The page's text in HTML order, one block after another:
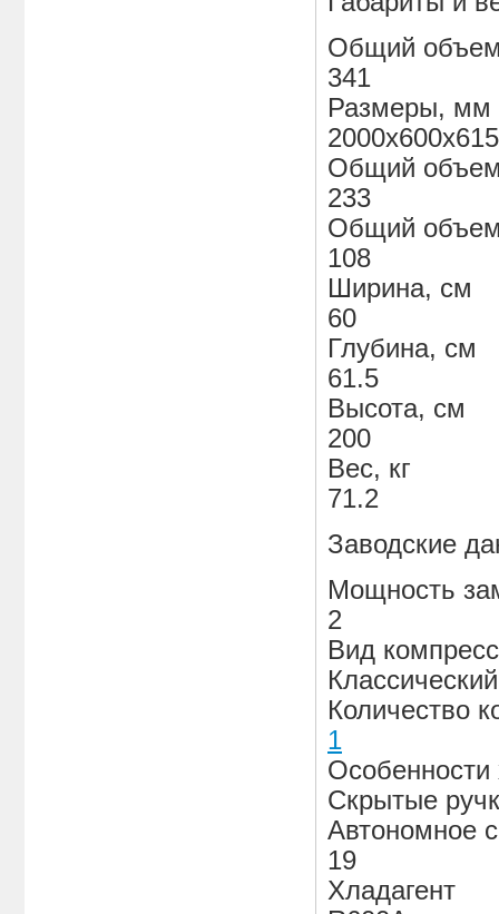
Общий
341
Размеры,
2000x600x615
Общий
233
Общий
108
Ширина, см
60
Глубина, см
61.5
Высота, см
200
Вес, кг
71.2
Заводские
Мощность
2
Вид
Классический
Количество
1
Особенности
Скрытые
Автономное
19
Хладагент